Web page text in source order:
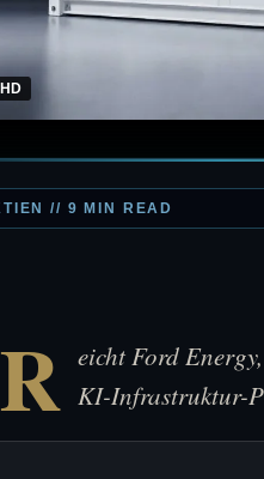
HD
// 9 MIN READ
R eicht Ford
KI-Infrastruktur-